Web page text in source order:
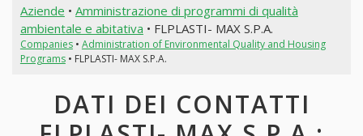
Aziende • Amministrazione di programmi di qualità
ambientale e abitativa • FLPLASTI- MAX S.P.A.
Companies• Administration of Environmental Quality and Housing
Programs• FLPLASTI- MAX S.P.A.
DATI DEI CONTATTI